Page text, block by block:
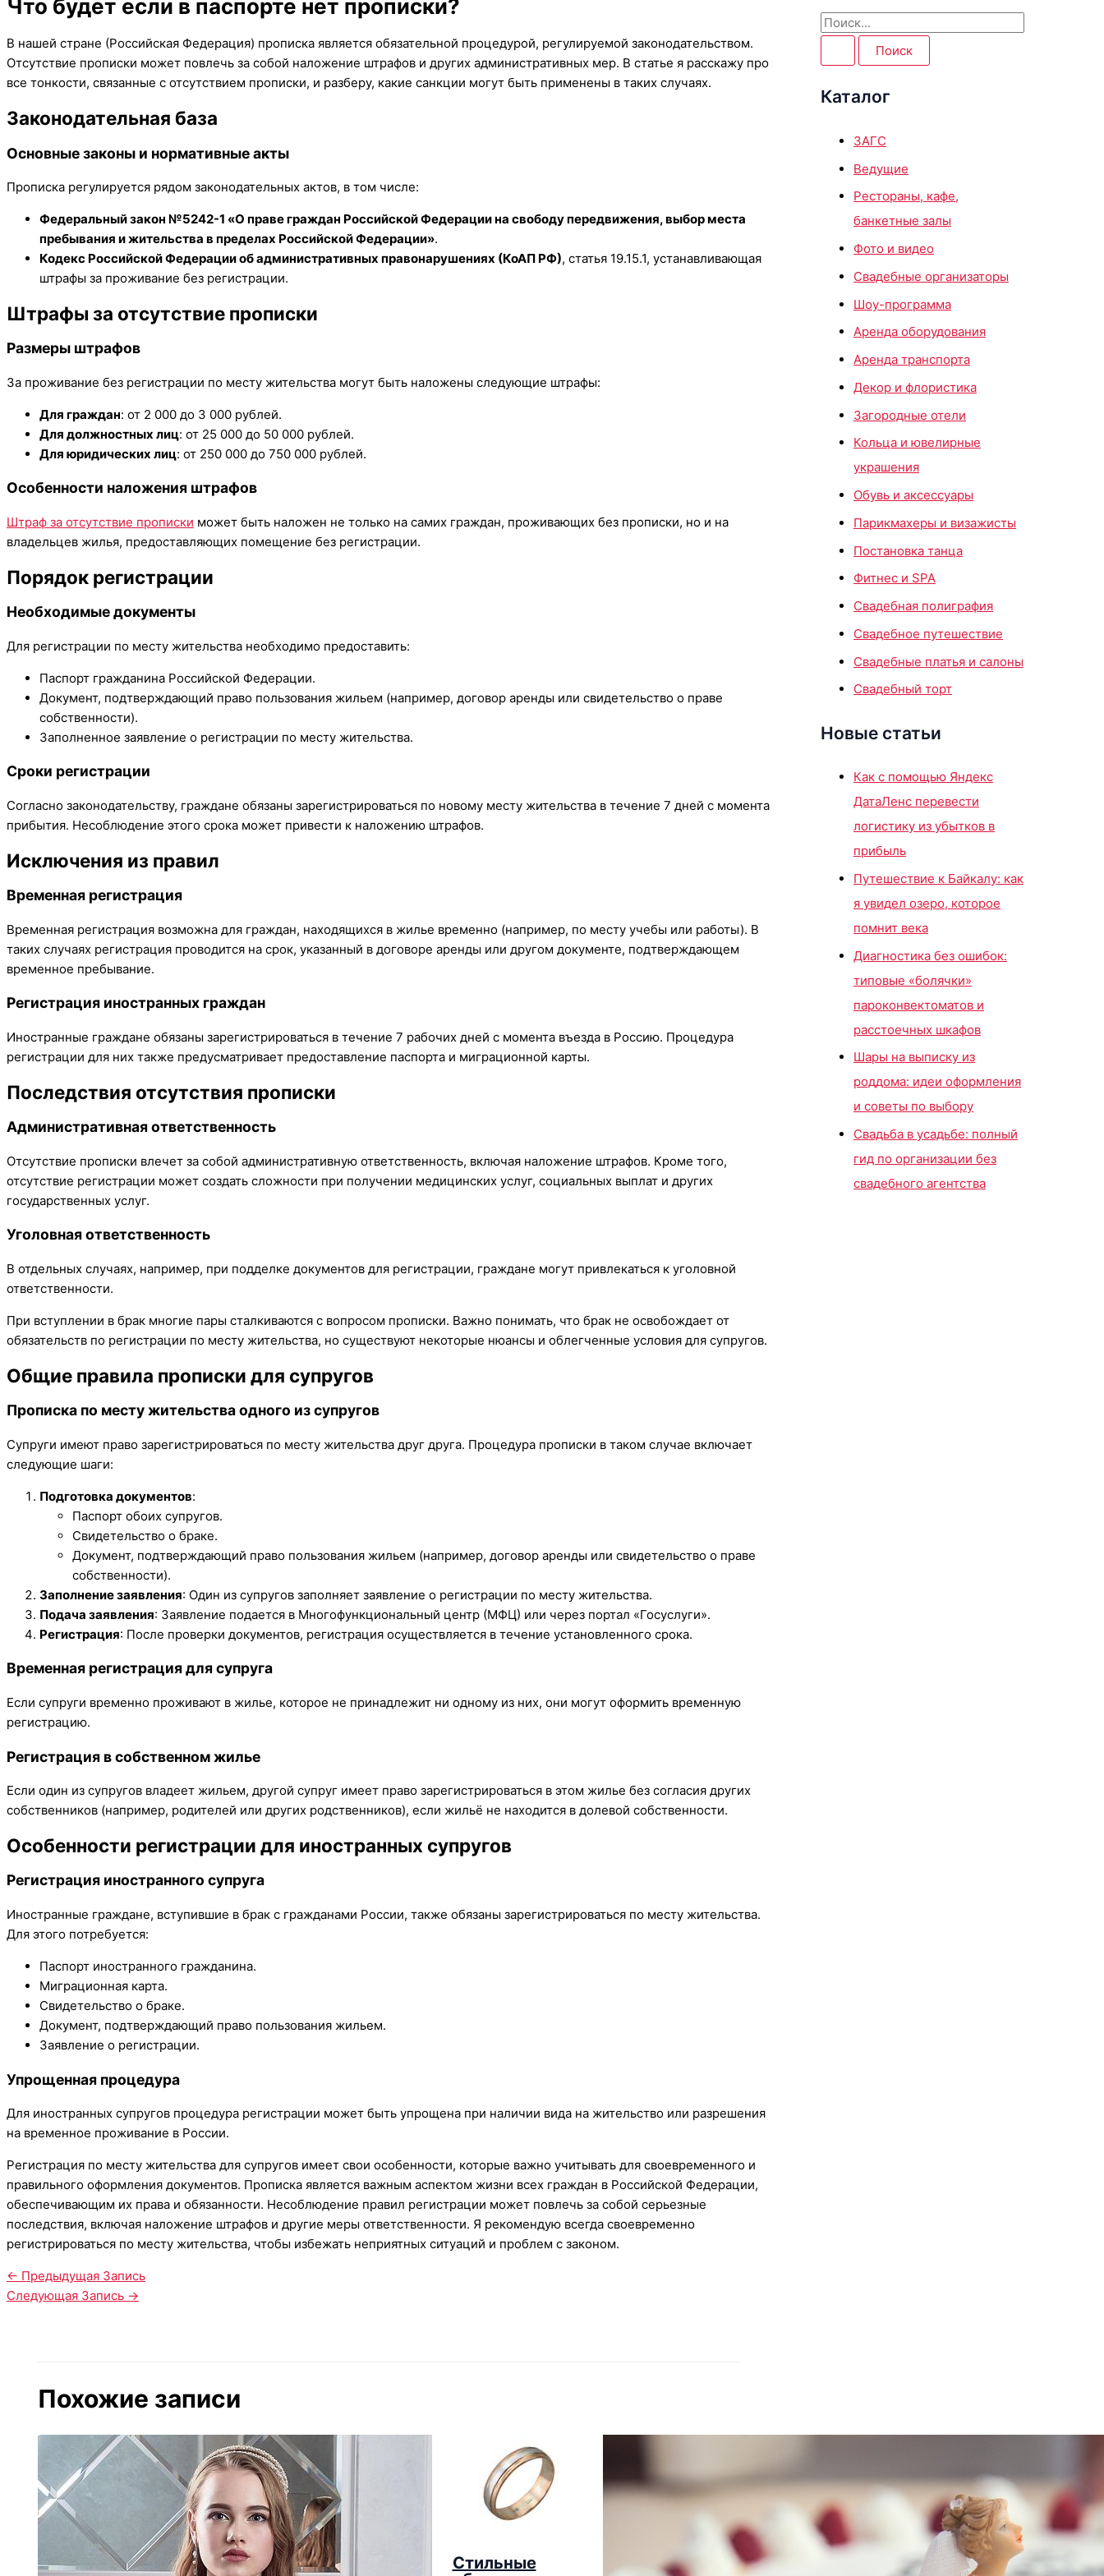
Что будет если в паспорте нет прописки?
В нашей стране (Российская Федерация) прописка является обязательной процедурой, регулируемой законодательством.
Отсутствие прописки может повлечь за собой наложение штрафов и других административных мер. В статье я расскажу про
все тонкости, связанные с отсутствием прописки, и разберу, какие санкции могут быть применены в таких случаях.
Законодательная база
Основные законы и нормативные акты
Прописка регулируется рядом законодательных актов, в том числе:
Федеральный закон №5242-1 «О праве граждан Российской Федерации на свободу передвижения, выбор места
пребывания и жительства в пределах Российской Федерации».
Кодекс Российской Федерации об административных правонарушениях (КоАП РФ), статья 19.15.1, устанавливающая
штрафы за проживание без регистрации.
Штрафы за отсутствие прописки
Размеры штрафов
За проживание без регистрации по месту жительства могут быть наложены следующие штрафы:
Для граждан: от 2 000 до 3 000 рублей.
Для должностных лиц: от 25 000 до 50 000 рублей.
Для юридических лиц: от 250 000 до 750 000 рублей.
Особенности наложения штрафов
Штраф за отсутствие прописки может быть наложен не только на самих граждан, проживающих без прописки, но и на
владельцев жилья, предоставляющих помещение без регистрации.
Порядок регистрации
Необходимые документы
Для регистрации по месту жительства необходимо предоставить:
Паспорт гражданина Российской Федерации.
Документ, подтверждающий право пользования жильем (например, договор аренды или свидетельство о праве
собственности).
Заполненное заявление о регистрации по месту жительства.
Сроки регистрации
Согласно законодательству, граждане обязаны зарегистрироваться по новому месту жительства в течение 7 дней с момента
прибытия. Несоблюдение этого срока может привести к наложению штрафов.
Исключения из правил
Временная регистрация
Временная регистрация возможна для граждан, находящихся в жилье временно (например, по месту учебы или работы). В
таких случаях регистрация проводится на срок, указанный в договоре аренды или другом документе, подтверждающем
временное пребывание.
Регистрация иностранных граждан
Иностранные граждане обязаны зарегистрироваться в течение 7 рабочих дней с момента въезда в Россию. Процедура
регистрации для них также предусматривает предоставление паспорта и миграционной карты.
Последствия отсутствия прописки
Административная ответственность
Отсутствие прописки влечет за собой административную ответственность, включая наложение штрафов. Кроме того,
отсутствие регистрации может создать сложности при получении медицинских услуг, социальных выплат и других
государственных услуг.
Уголовная ответственность
В отдельных случаях, например, при подделке документов для регистрации, граждане могут привлекаться к уголовной
ответственности.
При вступлении в брак многие пары сталкиваются с вопросом прописки. Важно понимать, что брак не освобождает от
обязательств по регистрации по месту жительства, но существуют некоторые нюансы и облегченные условия для супругов.
Общие правила прописки для супругов
Прописка по месту жительства одного из супругов
Супруги имеют право зарегистрироваться по месту жительства друг друга. Процедура прописки в таком случае включает
следующие шаги:
Подготовка документов:
Паспорт обоих супругов.
Свидетельство о браке.
Документ, подтверждающий право пользования жильем (например, договор аренды или свидетельство о праве
собственности).
Заполнение заявления: Один из супругов заполняет заявление о регистрации по месту жительства.
Подача заявления: Заявление подается в Многофункциональный центр (МФЦ) или через портал «Госуслуги».
Регистрация: После проверки документов, регистрация осуществляется в течение установленного срока.
Временная регистрация для супруга
Если супруги временно проживают в жилье, которое не принадлежит ни одному из них, они могут оформить временную
регистрацию.
Регистрация в собственном жилье
Если один из супругов владеет жильем, другой супруг имеет право зарегистрироваться в этом жилье без согласия других
собственников (например, родителей или других родственников), если жильё не находится в долевой собственности.
Особенности регистрации для иностранных супругов
Регистрация иностранного супруга
Иностранные граждане, вступившие в брак с гражданами России, также обязаны зарегистрироваться по месту жительства.
Для этого потребуется:
Паспорт иностранного гражданина.
Миграционная карта.
Свидетельство о браке.
Документ, подтверждающий право пользования жильем.
Заявление о регистрации.
Упрощенная процедура
Для иностранных супругов процедура регистрации может быть упрощена при наличии вида на жительство или разрешения
на временное проживание в России.
Регистрация по месту жительства для супругов имеет свои особенности, которые важно учитывать для своевременного и
правильного оформления документов. Прописка является важным аспектом жизни всех граждан в Российской Федерации,
обеспечивающим их права и обязанности. Несоблюдение правил регистрации может повлечь за собой серьезные
последствия, включая наложение штрафов и другие меры ответственности. Я рекомендую всегда своевременно
регистрироваться по месту жительства, чтобы избежать неприятных ситуаций и проблем с законом.
← Предыдущая Запись
Следующая Запись →
Похожие записи
Стильные
П
и
с
Каталог
ЗАГС
Ведущие
Рестораны, кафе,
банкетные залы
Фото и видео
Свадебные организаторы
Шоу-программа
Аренда оборудования
Аренда транспорта
Декор и флористика
Загородные отели
Кольца и ювелирные
украшения
Обувь и аксессуары
Парикмахеры и визажисты
Постановка танца
Фитнес и SPA
Свадебная полиграфия
Свадебное путешествие
Свадебные платья и салоны
Свадебный торт
Новые статьи
Как с помощью Яндекс
ДатаЛенс перевести
логистику из убытков в
прибыль
Путешествие к Байкалу: как
я увидел озеро, которое
помнит века
Диагностика без ошибок:
типовые «болячки»
пароконвектоматов и
расстоечных шкафов
Шары на выписку из
роддома: идеи оформления
и советы по выбору
Свадьба в усадьбе: полный
гид по организации без
свадебного агентства